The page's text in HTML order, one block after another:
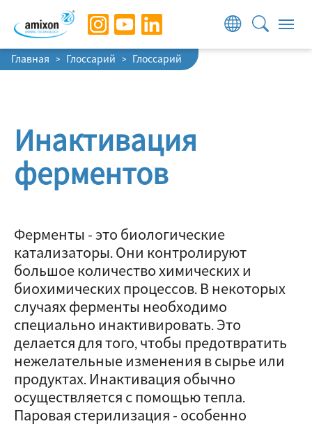
Skip to main navigation
Skip to main content
Skip to page footer
You are here:
Главная Глоссарий Глоссарий
Инактивация
ферментов
Ферменты - это биологические
катализаторы. Они контролируют
большое количество химических и
биохимических процессов. В некоторых
случаях ферменты необходимо
специально инактивировать. Это
делается для того, чтобы предотвратить
нежелательные изменения в сырье или
продуктах. Инактивация обычно
осуществляется с помощью тепла.
Паровая стерилизация - особенно